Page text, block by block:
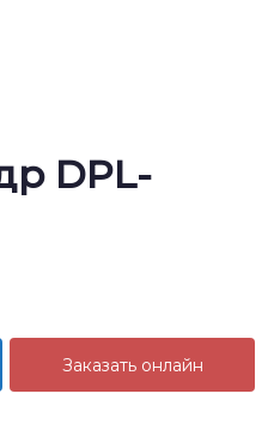
DPL-
Заказать онлайн